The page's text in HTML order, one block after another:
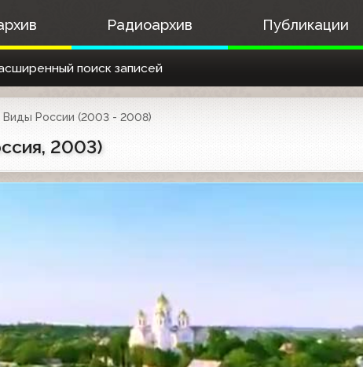
Радиоархив Публикации
поиск записей
Виды России (2003 - 2008)
2003)